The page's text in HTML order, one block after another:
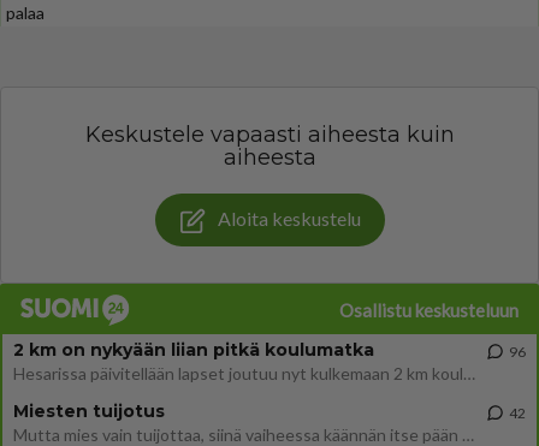
palaa
Keskustele vapaasti aiheesta kuin
aiheesta
Aloita keskustelu
Osallistu keskusteluun
2 km on nykyään liian pitkä koulumatka
Hesarissa päivitellään lapset joutuu nyt kulkemaan 2 km kouluun jösses. Ruostefillarilla tuo matka menee vaikka miten äk
96
Miesten tuijotus
Mutta mies vain tuijottaa, siinä vaiheessa käännän itse pään pois. Mikä juttu? Yleensä jos joku tuijottaa tai katsoo, hä
42